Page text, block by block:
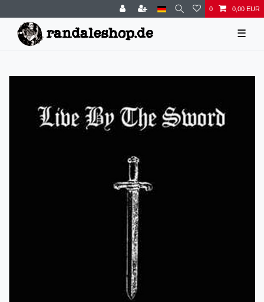
0 0,00 EUR
☰